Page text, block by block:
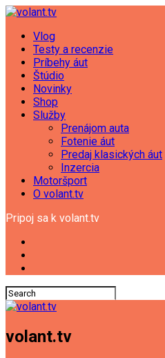
Vlog
Testy a recenzie
Príbehy áut
Štúdio
Novinky
Shop
Služby
Prenájom auta
Fotenie áut
Predaj klasických áut
Inzercia
Motoršport
O volant.tv
Pripoj sa k volant.tv
volant.tv